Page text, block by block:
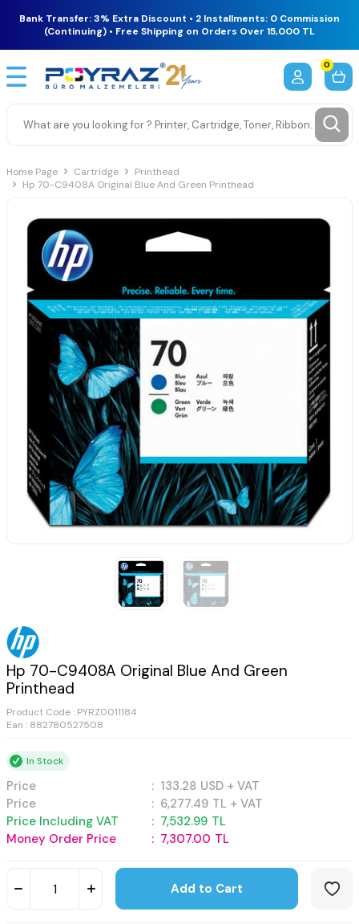
Bank Transfer: 3% Extra Discount • 2 Installments: 0 Commission
(Continuing) • Free Shipping on Orders Over 15,000 TL
0
Home Page Cartridge
Printhead
Hp 70-C9408A Original Blue And Green Printhead
Hp 70-C9408A Original Blue And Green
Printhead
Product Code : PYRZ0011184
Ean : 882780527508
In Stock
Price : 133.28 USD + VAT
Price
: 6,277.49 TL + VAT
Price Including VAT
: 7,532.99 TL
Money Order Price
: 7,307.00 TL
Add to Cart